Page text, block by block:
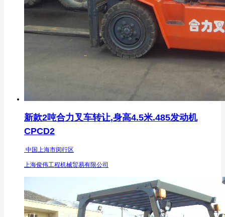
新款2吨合力叉车转让,身高4.5米.485发动机
CPCD2
中国上海市闵行区
上海俊伟工程机械贸易有限公司